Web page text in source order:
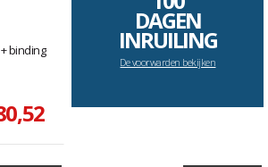
binding
DAGEN
INRUILING
De voorwarden bekijken